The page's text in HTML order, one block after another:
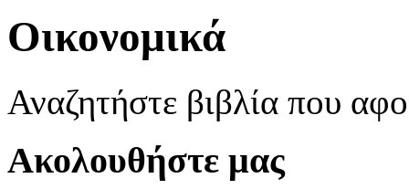
Οικονομικά
Αναζητήστε βιβλία που
Ακολουθήστε μας